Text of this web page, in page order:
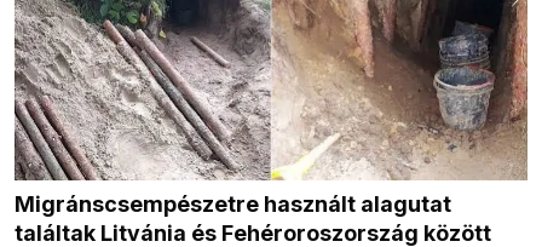
Migránscsempészetre használt alagutat
találtak Litvánia és Fehéroroszország között